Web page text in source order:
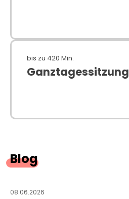
bis zu 420 Min.
Ganztagessitzung
Blog
08.06.2026